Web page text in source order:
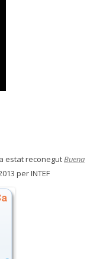
estat reconegutBuena
per INTEF